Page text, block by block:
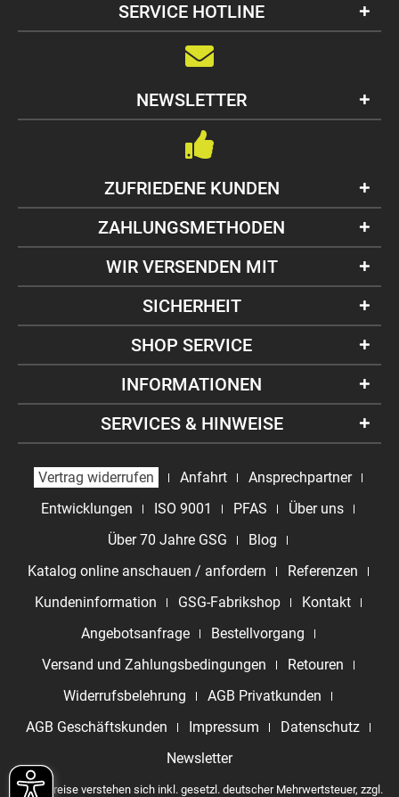
SERVICE HOTLINE
SHOP SERVICE
INFORMATIONEN
SERVICES & HINWEISE
NEWSLETTER
ZUFRIEDENE KUNDEN
ZAHLUNGSMETHODEN
WIR VERSENDEN MIT
SICHERHEIT
Vertrag widerrufen Anfahrt
Ansprechpartner
Entwicklungen
ISO 9001 PFAS
Über uns
Über 70 Jahre GSG
Blog
Katalog online anschauen / anfordern
Referenzen
Kundeninformation
GSG-Fabrikshop
Kontakt
Angebotsanfrage
Bestellvorgang
Versand und Zahlungsbedingungen
Retouren
Widerrufsbelehrung
AGB Privatkunden
AGB Geschäftskunden
Impressum
Datenschutz
Newsletter
* Alle Preise verstehen sich inkl. gesetzl. deutscher Mehrwertsteuer, zzgl.